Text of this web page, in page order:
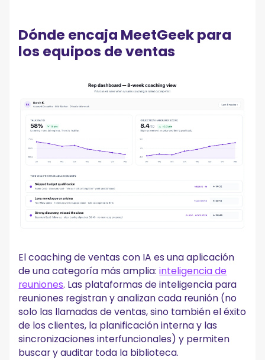
Dónde encaja MeetGeek para
los equipos de ventas
El coaching de ventas con IA es una aplicación
de una categoría más amplia:inteligencia de
reuniones. Las plataformas de inteligencia para
reuniones registran y analizan cada reunión (no
solo las llamadas de ventas, sino también el éxito
de los clientes, la planificación interna y las
sincronizaciones interfuncionales) y permiten
buscar y auditar toda la biblioteca.